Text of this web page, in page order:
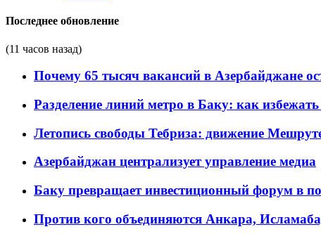
Последнее обновление
(11 часов назад)
Почему 65 тысяч вакансий в Азербайджане
Разделение линий метро в Баку: как
Летопись свободы Тебриза: движение
Азербайджан централизует управление медиа
Баку превращает инвестиционный форум в
Против кого объединяются Анкара,